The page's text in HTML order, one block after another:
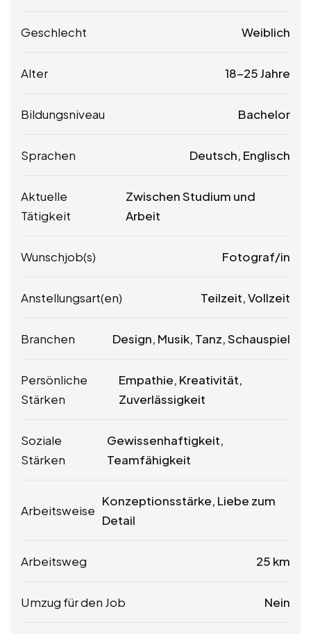
Geschlecht Weiblich
Alter 18-25 Jahre
Bildungsniveau Bachelor
Sprachen Deutsch, Englisch
Aktuelle
Tätigkeit
Zwischen Studium und
Arbeit
Wunschjob(s) Fotograf/in
Anstellungsart(en) Teilzeit, Vollzeit
Branchen Design, Musik, Tanz, Schauspiel
Persönliche
Stärken
Empathie, Kreativität,
Zuverlässigkeit
Soziale
Stärken
Gewissenhaftigkeit,
Teamfähigkeit
Arbeitsweise
Konzeptionsstärke, Liebe zum
Detail
Arbeitsweg 25 km
Umzug für den Job Nein